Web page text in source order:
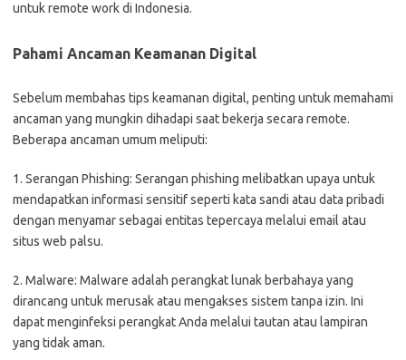
untuk remote work di Indonesia.
Pahami Ancaman Keamanan Digital
Sebelum membahas tips keamanan digital, penting untuk memahami
ancaman yang mungkin dihadapi saat bekerja secara remote.
Beberapa ancaman umum meliputi:
1. Serangan Phishing: Serangan phishing melibatkan upaya untuk
mendapatkan informasi sensitif seperti kata sandi atau data pribadi
dengan menyamar sebagai entitas tepercaya melalui email atau
situs web palsu.
2. Malware: Malware adalah perangkat lunak berbahaya yang
dirancang untuk merusak atau mengakses sistem tanpa izin. Ini
dapat menginfeksi perangkat Anda melalui tautan atau lampiran
yang tidak aman.